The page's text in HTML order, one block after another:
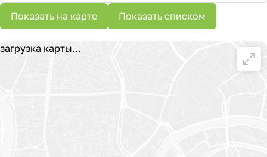
Показать на карте Показать списком
загрузка карты...